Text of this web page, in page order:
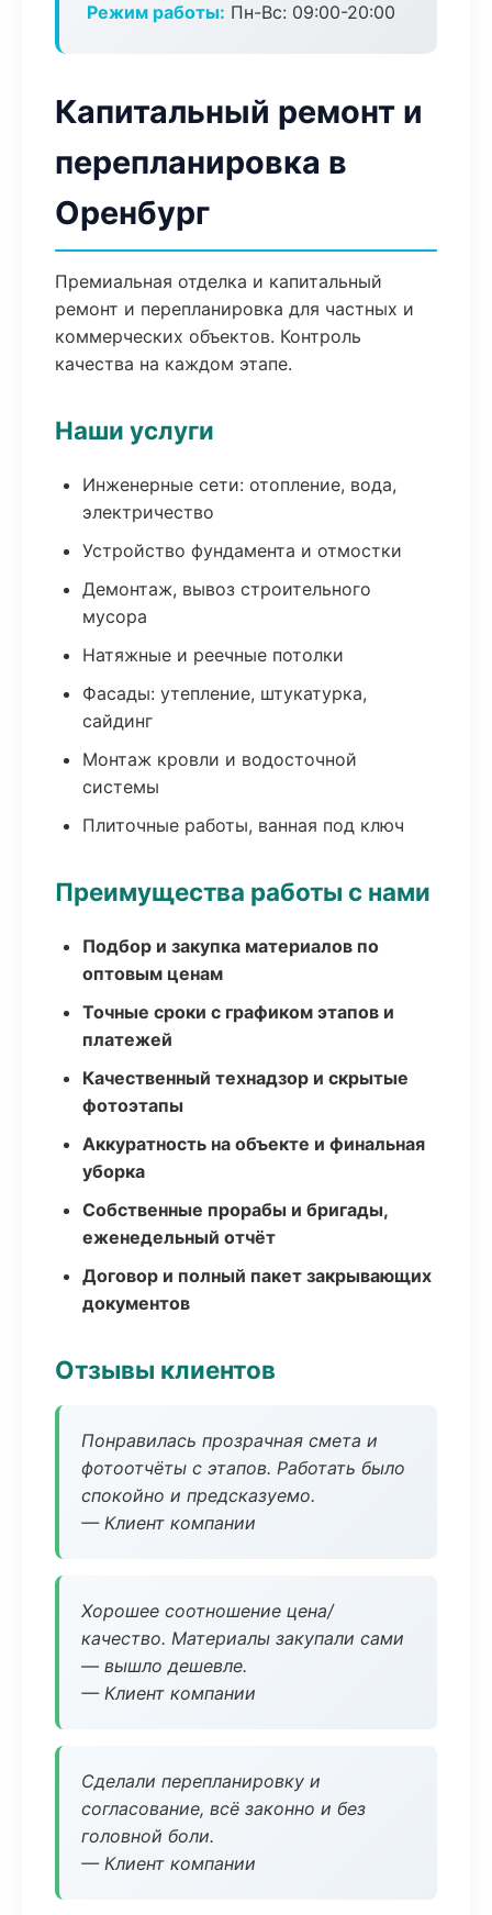
Режим работы: Пн-Вс: 09:00-20:00
Капитальный ремонт и
перепланировка в
Оренбург
Премиальная отделка и капитальный
ремонт и перепланировка для частных и
коммерческих объектов. Контроль
качества на каждом этапе.
Наши услуги
Инженерные сети: отопление, вода,
электричество
Устройство фундамента и отмостки
Демонтаж, вывоз строительного
мусора
Натяжные и реечные потолки
Фасады: утепление, штукатурка,
сайдинг
Монтаж кровли и водосточной
системы
Плиточные работы, ванная под ключ
Преимущества работы с нами
Подбор и закупка материалов по
оптовым ценам
Точные сроки с графиком этапов и
платежей
Качественный технадзор и скрытые
фотоэтапы
Аккуратность на объекте и финальная
уборка
Собственные прорабы и бригады,
еженедельный отчёт
Договор и полный пакет закрывающих
документов
Отзывы клиентов
Понравилась прозрачная смета и
фотоотчёты с этапов. Работать было
спокойно и предсказуемо.
— Клиент компании
Хорошее соотношение цена/
качество. Материалы закупали сами
— вышло дешевле.
— Клиент компании
Сделали перепланировку и
согласование, всё законно и без
головной боли.
— Клиент компании